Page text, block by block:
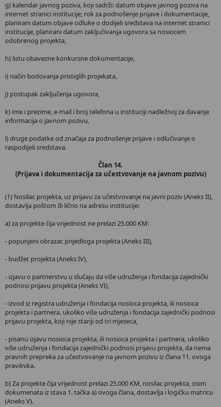
g) kalendar javnog poziva, koji sadrži: datum objave javnog poziva na
internet stranici institucije; rok za podnošenje prijave i dokumentacije,
planirani datum objave odluke o dodijeli sredstava na internet stranici
institucije, planirani datum zaključivanja ugovora sa nosiocem
odobrenog projekta,
h) listu obavezne konkursne dokumentacije,
i) način bodovanja pristiglih projekata,
j) postupak zaključenja ugovora,
k) ime i prezime, e-mail i broj telefona u instituciji nadležnoj za davanje
informacija o javnom pozivu,
l) druge podatke od značaja za podnošenje prijave i odlučivanje o
raspodijeli sredstava.
Član 14.
(Prijava i dokumentacija za učestvovanje na javnom pozivu)
(1) Nosilac projekta, uz prijavu za učestvovanje na javni poziv (Aneks II),
dostavlja poštom Ili lično na adresu institucije:
a) za projekte čija vrijednost ne prelazi 25.000 KM:
- popunjeni obrazac prijedloga projekta (Aneks III),
- budžet projekta (Aneks IV),
- izjavu o partnerstvu u slučaju da više udruženja i fondacija zajednički
podnosi prijavu projekta (Aneks VI),
- izvod iz registra udruženja i fondacija nosioca projekta, ili nosioca
projekta i partnera, ukoliko više udruženja i fondacija zajednički podnosi
prijavu projekta, koji nije stariji od tri mjeseca,
- pisanu izjavu nosioca projekta, ili nosioca projekta i partnera, ukoliko
više udruženja i fondacija zajednički podnosi prijavu projekta, da nema
pravnih prepreka za učestvovanje na javnom pozivu iz člana 11. ovoga
pravilnika.
b) Za projekte čija vrijednost prelazi 25.000 KM, nosilac projekta, osim
dokumenata iz stava 1. tačka a) ovoga člana, dostavlja i logičku matricu
(Aneks V).